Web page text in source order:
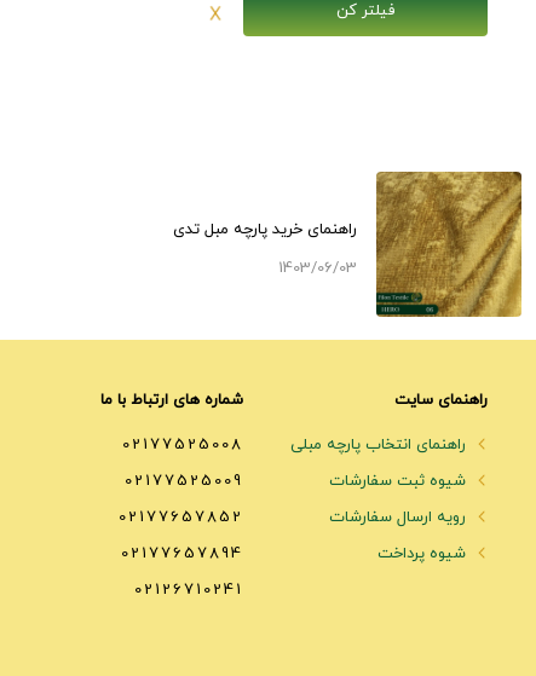
راهنمای خرید پارچه مبل تدی
1403/06/03
راهنمای سایت
راهنمای انتخاب پارچه مبلی
شیوه ثبت سفارشات
رویه ارسال سفارشات
شیوه پرداخت
شماره های ارتباط با ما
02177525008
02177525009
02177657852
02177657894
02126710241